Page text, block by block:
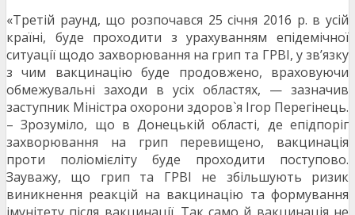
«Третій раунд, що розпочався 25 січня 2016 р. в усій
країні, буде проходити з урахуванням епідемічної
ситуації щодо захворювання на грип та ГРВІ, у зв’язку
з чим вакцинацію буде продовжено, враховуючи
обмежувальні заходи в усіх областях, — зазначив
заступник Міністра охорони здоров`я Ігор Перегінець.
– Зрозуміло, що в Донецькій області, де епідпоріг
захворювання на грип перевищено, вакцинація
проти поліомієліту буде проходити поступово.
Зауважу, що грип та ГРВІ не збільшують ризик
виникнення реакцій на вакцинацію та формування